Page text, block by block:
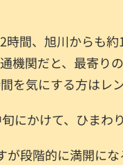
間、旭川からも
機関だと、最寄り
を気にする方はレ
にかけて、ひまわ
段階的に満開に